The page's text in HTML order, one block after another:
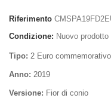
Riferimento
Condizione: Nuovo prodotto
Tipo: 2 Euro
Anno: 2019
Versione: Fior di conio